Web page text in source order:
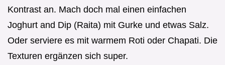
Kontrast an. Mach doch mal einen einfachen
Joghurt and Dip (Raita) mit Gurke und etwas Salz.
Oder serviere es mit warmem Roti oder Chapati. Die
Texturen ergänzen sich super.